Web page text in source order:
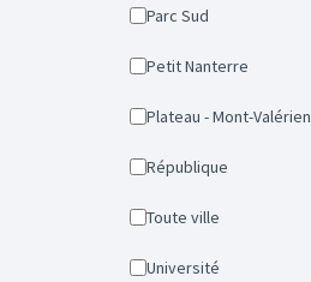
Parc Sud
Petit Nanterre
Plateau - Mont-Valérien
République
Toute ville
Université